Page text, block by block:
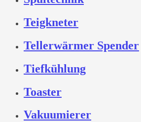
Teigkneter
Tellerwärmer Spender
Tiefkühlung
Toaster
Vakuumierer